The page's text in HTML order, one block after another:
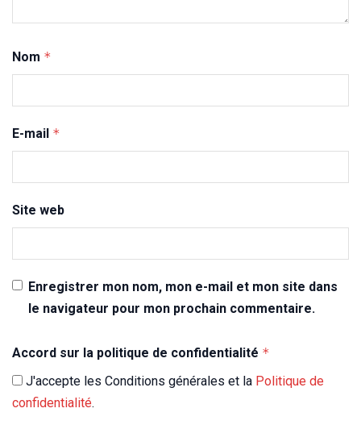
Nom *
E-mail *
Site web
Enregistrer mon nom, mon e-mail et mon site dans
le navigateur pour mon prochain commentaire.
Accord sur la politique de confidentialité *
J'accepte les Conditions générales et la Politique de
confidentialité.